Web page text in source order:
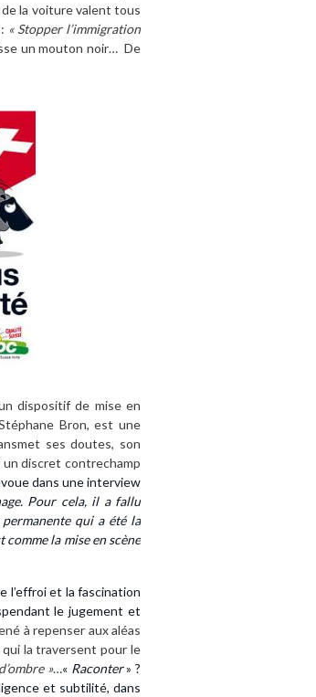
la voiture valent tous
« Stopper l’immigration
un mouton noir… De
dispositif de mise en
Bron, est une
ses doutes, son
discret contrechamp
dans une interview
Pour cela, il a fallu
qui a été la
la mise en scène
l’effroi et la fascination
le jugement et
à repenser aux aléas
la traversent pour le
»…« Raconter» ?
et subtilité, dans